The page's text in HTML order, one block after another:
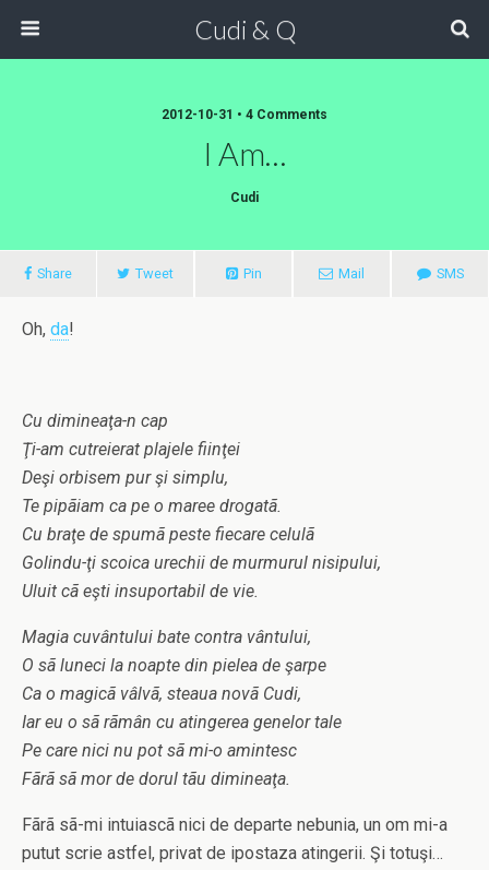
Cudi & Q
2012-10-31 • 4 Comments
I Am…
Cudi
Share Tweet Pin Mail SMS
Oh, da!
Cu dimineaţa-n cap
Ţi-am cutreierat plajele fiinţei
Deşi orbisem pur şi simplu,
Te pipãiam ca pe o maree drogatã.
Cu braţe de spumã peste fiecare celulã
Golindu-ţi scoica urechii de murmurul nisipului,
Uluit cã eşti insuportabil de vie.
Magia cuvântului bate contra vântului,
O sã luneci la noapte din pielea de şarpe
Ca o magicã vâlvã, steaua novã Cudi,
Iar eu o sã rãmân cu atingerea genelor tale
Pe care nici nu pot sã mi-o amintesc
Fãrã sã mor de dorul tãu dimineaţa.
Fãrã sã-mi intuiascã nici de departe nebunia, un om mi-a
putut scrie astfel, privat de ipostaza atingerii. Şi totuşi…